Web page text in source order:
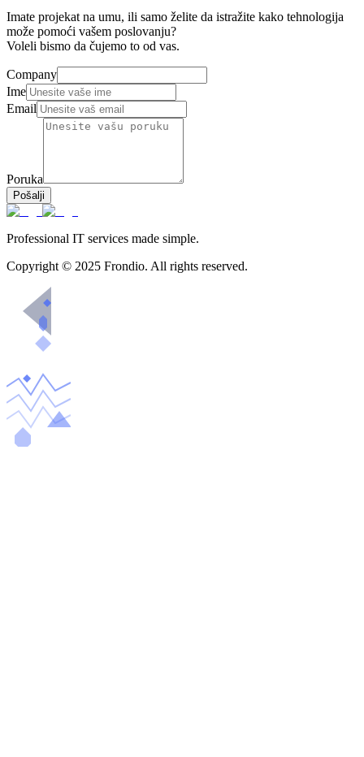
Imate projekat na umu, ili samo želite da istražite kako tehnologija
može pomoći vašem poslovanju?
Voleli bismo da čujemo to od vas.
Company
Ime
Email
Poruka
Pošalji
Professional IT services made simple.
Copyright © 2025 Frondio. All rights reserved.